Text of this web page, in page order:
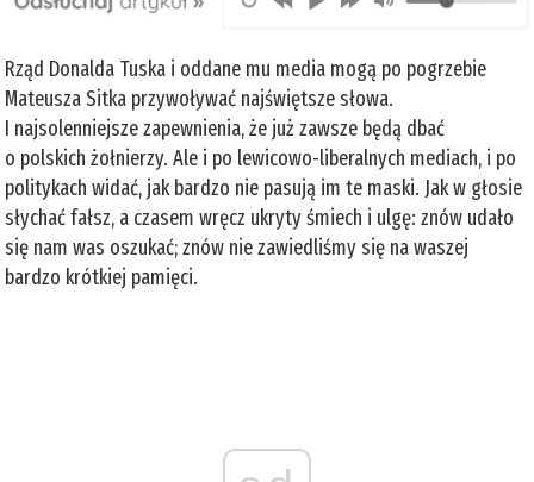
Rząd Donalda Tuska i oddane mu media mogą po pogrzebie
Mateusza Sitka przywoływać najświętsze słowa.
I najsolenniejsze zapewnienia, że już zawsze będą dbać
o polskich żołnierzy. Ale i po lewicowo-liberalnych mediach, i po
politykach widać, jak bardzo nie pasują im te maski. Jak w głosie
słychać fałsz, a czasem wręcz ukryty śmiech i ulgę: znów udało
się nam was oszukać; znów nie zawiedliśmy się na waszej
bardzo krótkiej pamięci.